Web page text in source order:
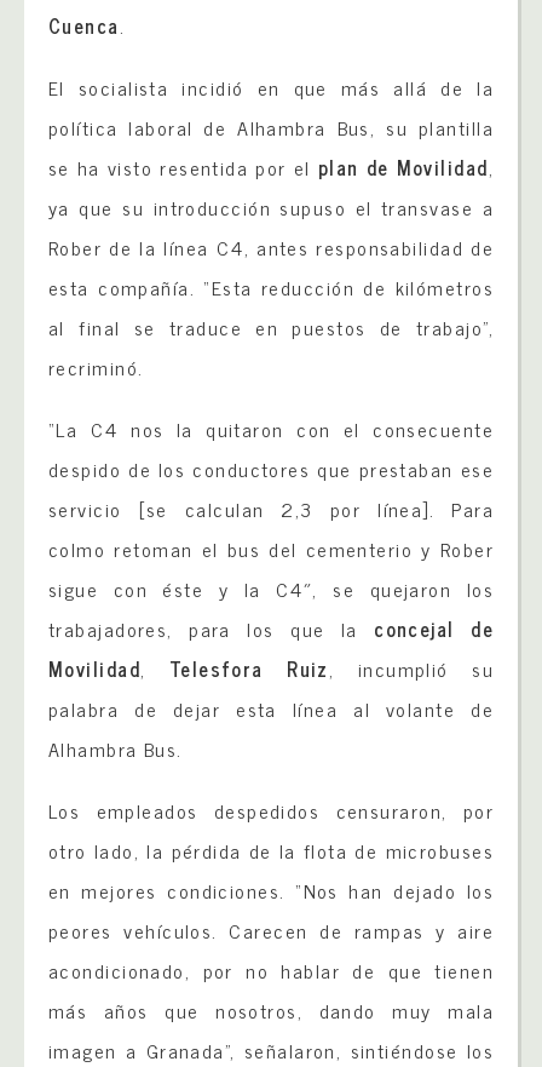
Cuenca.
El socialista incidió en que más allá de la
política laboral de Alhambra Bus, su plantilla
se ha visto resentida por el plan de Movilidad,
ya que su introducción supuso el transvase a
Rober de la línea C4, antes responsabilidad de
esta compañía. “Esta reducción de kilómetros
al final se traduce en puestos de trabajo”,
recriminó.
“La C4 nos la quitaron con el consecuente
despido de los conductores que prestaban ese
servicio [se calculan 2,3 por línea]. Para
colmo retoman el bus del cementerio y Rober
sigue con éste y la C4″, se quejaron los
trabajadores, para los que la concejal de
Movilidad, Telesfora Ruiz, incumplió su
palabra de dejar esta línea al volante de
Alhambra Bus.
Los empleados despedidos censuraron, por
otro lado, la pérdida de la flota de microbuses
en mejores condiciones. “Nos han dejado los
peores vehículos. Carecen de rampas y aire
acondicionado, por no hablar de que tienen
más años que nosotros, dando muy mala
imagen a Granada”, señalaron, sintiéndose los